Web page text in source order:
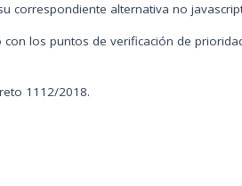
correspondiente alternativa no
los puntos de verificación de
1112/2018.